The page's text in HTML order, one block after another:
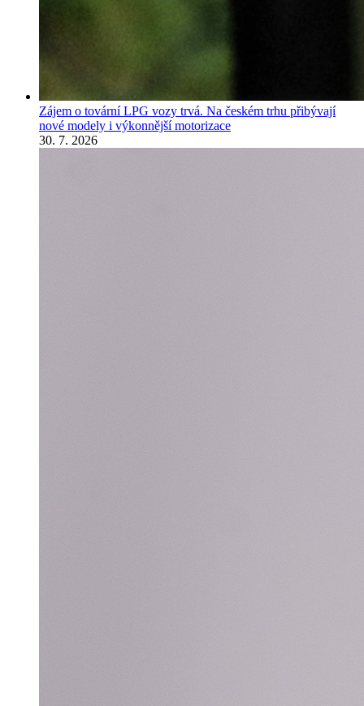
Zájem o tovární LPG vozy trvá. Na českém trhu přibývají
nové modely i výkonnější motorizace
30. 7. 2026